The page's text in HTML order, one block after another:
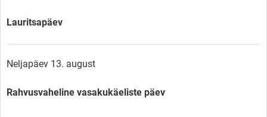
Lauritsapäev
Neljapäev 13. august
Rahvusvaheline vasakukäeliste päev